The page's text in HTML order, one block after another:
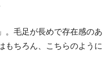
。毛足が長めで存在感のあ
もちろん、こちらのように